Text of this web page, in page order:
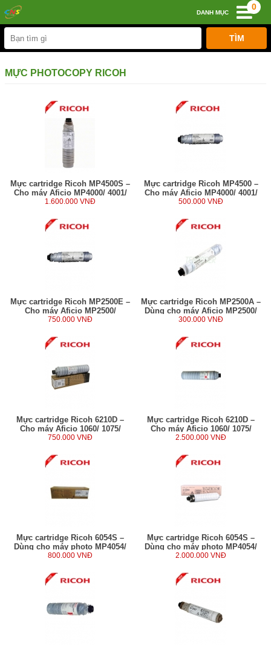
0
DANH MỤC
MỰC PHOTOCOPY RICOH
Mực cartridge Ricoh MP4500S –
Cho máy Aficio MP4000/ 4001/
4002/ 5000/ 5001/ 5002 (630g)
1.600.000 VNĐ
Mực cartridge Ricoh MP4500 –
Cho máy Aficio MP4000/ 4001/
4002/ 5000/ 5001/ 5002 (630g)
500.000 VNĐ
Mực cartridge Ricoh MP2500E –
Cho máy Aficio MP2500/
MP2580 (310g)
750.000 VNĐ
Mực cartridge Ricoh MP2500A –
Dùng cho máy Aficio MP2500/
2500SPF (230g)
300.000 VNĐ
Mực cartridge Ricoh 6210D –
Cho máy Aficio 1060/ 1075/
2051/ 2060/ 2075/ MP6001/ 7001/
750.000 VNĐ
Mực cartridge Ricoh 6210D –
Cho máy Aficio 1060/ 1075/
2051/ 2060/ 2075/ MP6001/ 7001/
2.500.000 VNĐ
Mực cartridge Ricoh 6054S –
Dùng cho máy photo MP4054/
MP5054/ MP6054/ MP6055
800.000 VNĐ
Mực cartridge Ricoh 6054S –
Dùng cho máy photo MP4054/
MP5054/ MP6054/ MP6055
2.000.000 VNĐ